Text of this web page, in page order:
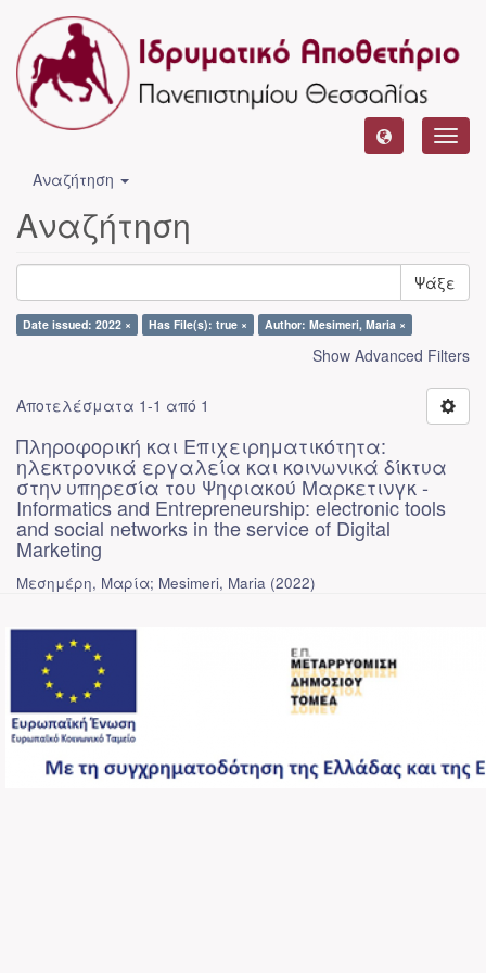
Αναζήτηση
Αναζήτηση
Ψάξε
Date issued: 2022 × Has File(s): true × Author: Mesimeri, Maria ×
Show Advanced Filters
Αποτελέσματα 1-1 από 1
Πληροφορική και Επιχειρηματικότητα:
ηλεκτρονικά εργαλεία και κοινωνικά δίκτυα
στην υπηρεσία του Ψηφιακού Μαρκετινγκ -
Informatics and Entrepreneurship: electronic tools
and social networks in the service of Digital
Marketing
Μεσημέρη, Μαρία; Mesimeri, Maria (2022)